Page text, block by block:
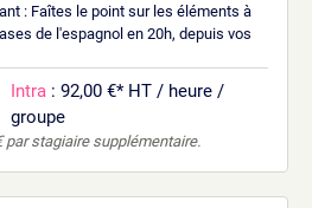
: Faîtes le point sur les éléments à
de l'espagnol en 20h, depuis vos
Intra : 92,00 €*HT / heure /
groupe
stagiaire supplémentaire.